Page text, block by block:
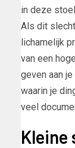
in deze
Als dit
lichamelijk
van een
geven aan
waarin je
veel
Kleine